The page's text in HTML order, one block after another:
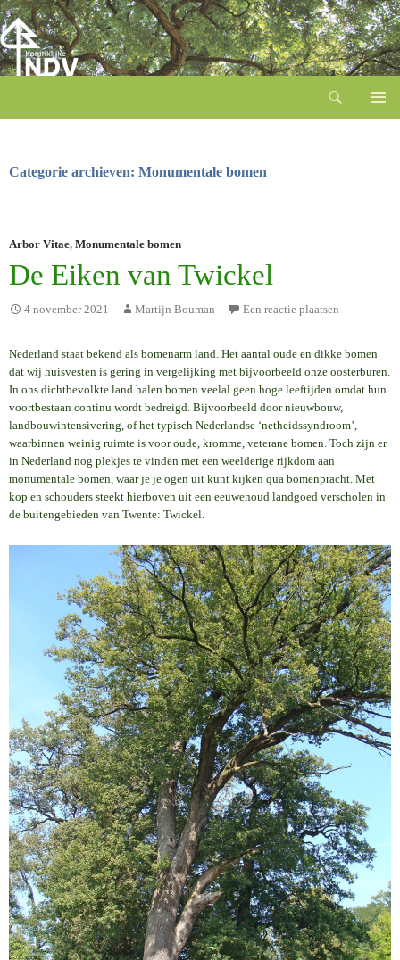
Categorie archieven: Monumentale bomen
Arbor Vitae, Monumentale bomen
De Eiken van Twickel
4 november 2021 Martijn Bouman Een reactie plaatsen
Nederland staat bekend als bomenarm land. Het aantal oude en dikke bomen
dat wij huisvesten is gering in vergelijking met bijvoorbeeld onze oosterburen.
In ons dichtbevolkte land halen bomen veelal geen hoge leeftijden omdat hun
voortbestaan continu wordt bedreigd. Bijvoorbeeld door nieuwbouw,
landbouwintensivering, of het typisch Nederlandse ‘netheidssyndroom’,
waarbinnen weinig ruimte is voor oude, kromme, veterane bomen. Toch zijn er
in Nederland nog plekjes te vinden met een weelderige rijkdom aan
monumentale bomen, waar je je ogen uit kunt kijken qua bomenpracht. Met
kop en schouders steekt hierboven uit een eeuwenoud landgoed verscholen in
de buitengebieden van Twente: Twickel.